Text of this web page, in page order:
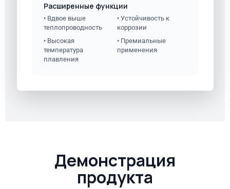
Расширенные функции
• Вдвое выше
теплопроводность
• Устойчивость к
коррозии
• Высокая
температура
плавления
• Премиальные
применения
Демонстрация
продукта